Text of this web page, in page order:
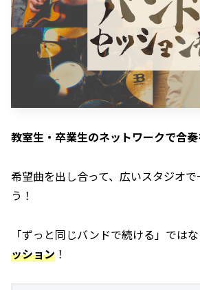
教室生・卒業生のネットワークで合奏
希望曲を出し合って、広いスタジオ
う！
「ずっと同じバンドで続ける」ではな
ッション ！